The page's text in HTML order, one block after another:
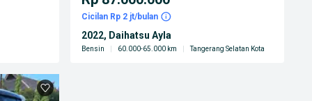
Cicilan Rp 2 jt/bulan
2022, Daihatsu Ayla
Bensin 60.000-65.000 km Tangerang Selatan Kota